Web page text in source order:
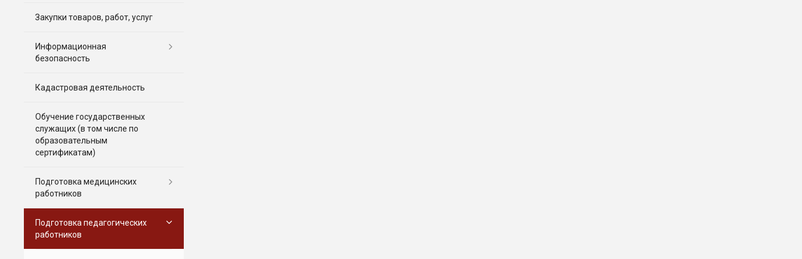
Закупки товаров, работ, услуг
Информационная
безопасность
Кадастровая деятельность
Обучение государственных
служащих (в том числе по
образовательным
сертификатам)
Подготовка медицинских
работников
Подготовка педагогических
работников